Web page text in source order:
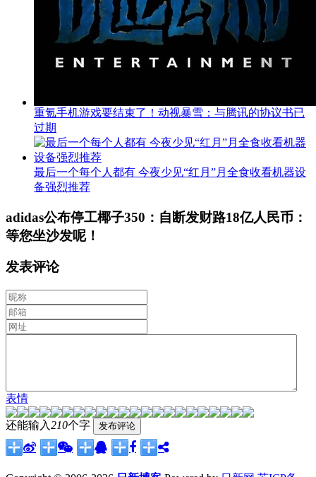
重氪手机游戏要结束了！动视暴雪：与腾讯的协议书已
过期
最后一个每个人都有 今夜少见“红月”月全食收看机器设
备强烈推荐
adidas公布停工椰子350：自断发财路18亿人民币：
等您坐沙发呢！
发表评论
表情
还能输入210个字